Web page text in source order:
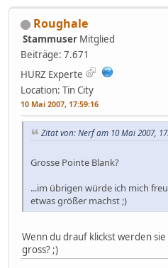
Roughale
Stammuser Mitglied
Beiträge: 7.671
HURZ Experte
Location: Tin City
10 Mai 2007, 17:59:16
Zitat von: Nerf am 10 Mai 2007,
Grosse Pointe Blank?
...im übrigen würde ich mich
etwas größer machst ;)
Wenn du drauf klickst werden
gross? ;)